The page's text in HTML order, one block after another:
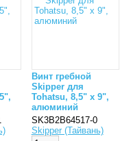
Винт гребной
Skipper для
Tohatsu, 8,5" x 9",
алюминий
SK3B2B64517-0
Skipper (Тайвань)